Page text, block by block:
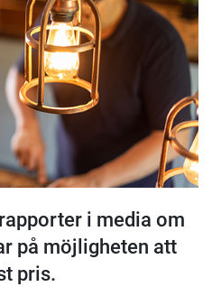
i media om
på möjligheten att
pris.